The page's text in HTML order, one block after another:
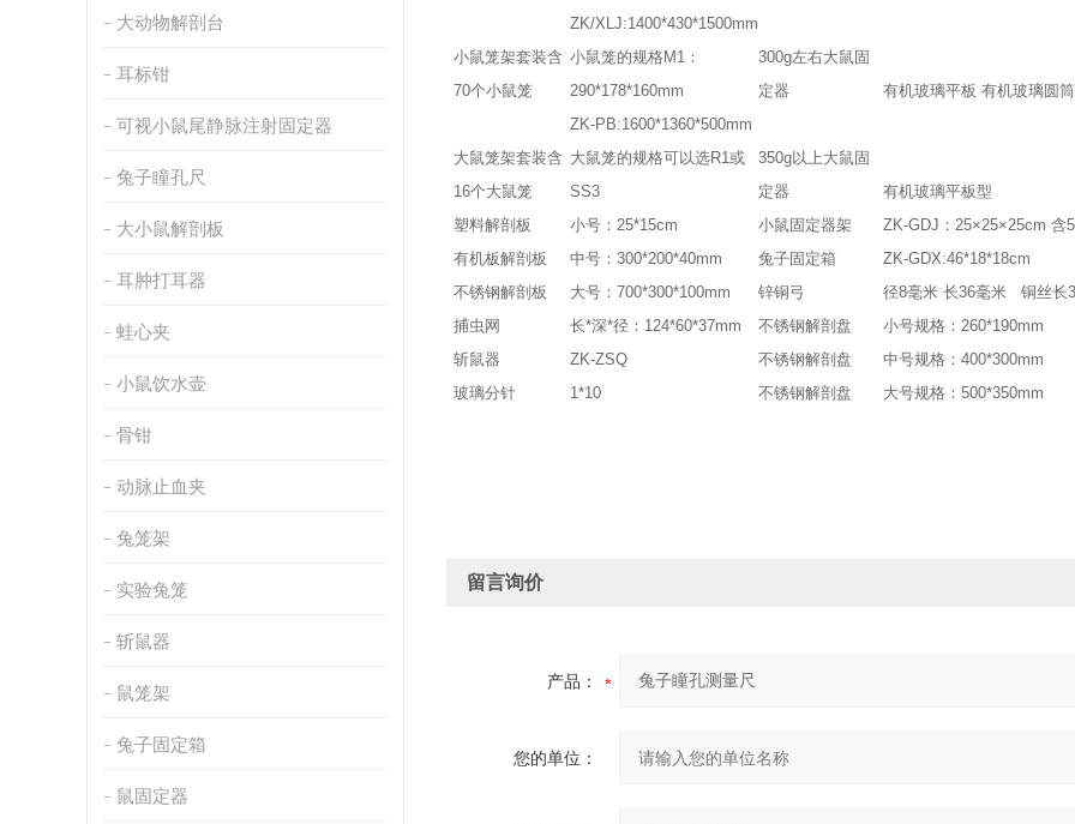
大动物解剖台
耳标钳
可视小鼠尾静脉注射固定器
兔子瞳孔尺
大小鼠解剖板
耳肿打耳器
蛙心夹
小鼠饮水壶
骨钳
动脉止血夹
兔笼架
实验兔笼
斩鼠器
鼠笼架
兔子固定箱
鼠固定器
小鼠笼架套装含
70个小鼠笼
ZK/XLJ:1400*430*1500mm
小鼠笼的规格M1：
290*178*160mm
300g左右大鼠固
定器
有机玻璃平板 有机玻璃圆筒
大鼠笼架套装含
16个大鼠笼
ZK-PB:1600*1360*500mm
大鼠笼的规格可以选R1或
SS3
350g以上大鼠固
定器
有机玻璃平板型
塑料解剖板
小号：25*15cm 小鼠固定器架
ZK-GDJ：25×25×25cm 含
有机板解剖板
中号：300*200*40mm 兔子固定箱
ZK-GDX:46*18*18cm
不锈钢解剖板
大号：700*300*100mm 锌铜弓
径8毫米 长36毫米 铜丝长
捕虫网
长*深*径：124*60*37mm 不锈钢解剖盘
小号规格：260*190mm
斩鼠器
ZK-ZSQ 不锈钢解剖盘
中号规格：400*300mm
玻璃分针
1*10 不锈钢解剖盘 大号规格：500*350mm
留言询价
产品：
您的单位：